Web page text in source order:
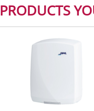
PRODUCTS